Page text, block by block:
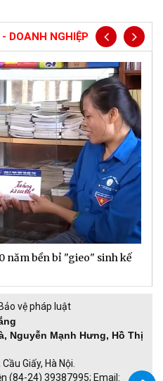
DOANH NGHIỆP
năm bền bỉ "gieo" sinh kế
vệ pháp luật
Nguyễn Mạnh Hưng, Hồ Thị
Giấy, Hà Nội.
(84-24) 39387995; Email: